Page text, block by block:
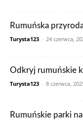
Rumuńska
Turysta123 - 24 czerwca,
Odkryj rumuńskie
Turysta123 - 8 czerwca,
Rumuńskie parki